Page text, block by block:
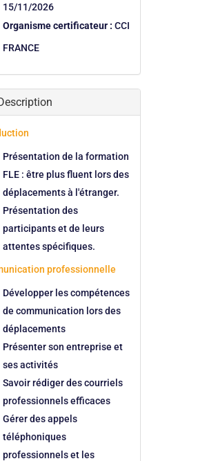
15/11/2026
Organisme certificateur : CCI
FRANCE
Présentation de la formation
FLE : être plus fluent lors des
déplacements à l'étranger.
Présentation des
participants et de leurs
attentes spécifiques.
professionnelle
Développer les compétences
de communication lors des
déplacements
Présenter son entreprise et
ses activités
Savoir rédiger des courriels
professionnels efficaces
Gérer des appels
téléphoniques
professionnels et les